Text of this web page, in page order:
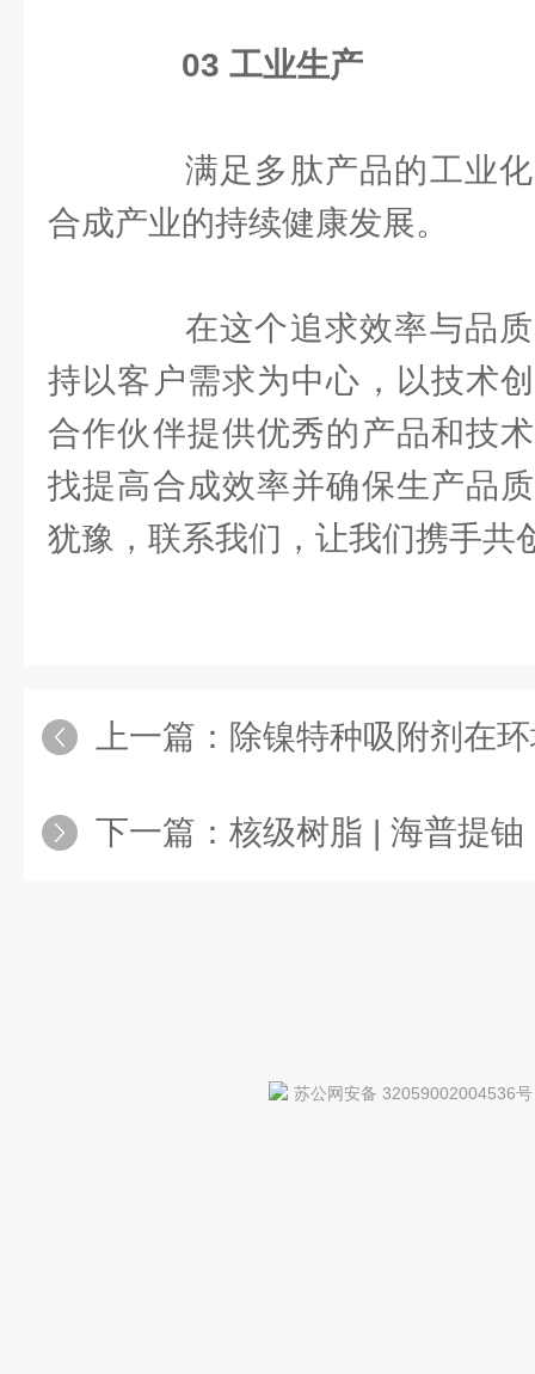
03 工业生产
满足多肽产品的工业化
合成产业的持续健康发展。
在这个追求效率与品质
持以客户需求为中心，以技术
合作伙伴提供优秀的产品和技
找提高合成效率并确保生产品
犹豫，联系我们，让我们携手共
上一篇： 除镍特种吸附剂在
下一篇： 核级树脂 | 海普提铀，助
苏公网安备 32059002004536号